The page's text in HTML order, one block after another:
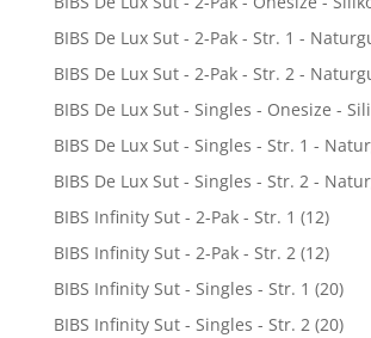
BIBS De Lux Sut - 2-Pak - Str. 1 -
BIBS De Lux Sut - 2-Pak - Str. 2 -
BIBS De Lux Sut - Singles - Onesize -
BIBS De Lux Sut - Singles - Str. 1 -
BIBS De Lux Sut - Singles - Str. 2 -
BIBS Infinity Sut - 2-Pak - Str. 1 (12)
BIBS Infinity Sut - 2-Pak - Str. 2 (12)
BIBS Infinity Sut - Singles - Str. 1 (20)
BIBS Infinity Sut - Singles - Str. 2 (20)